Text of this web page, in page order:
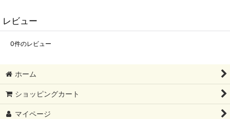
レビュー
0件のレビュー
ホーム
ショッピングカート
マイページ